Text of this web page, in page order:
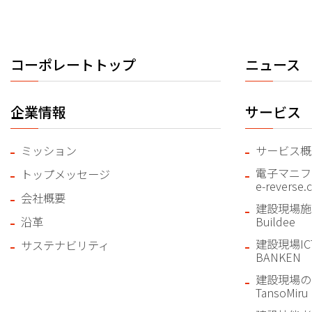
コーポレートトップ
企業情報
ミッション
トップメッセージ
会社概要
沿革
サステナビリティ
ニュース
サービス
サービス
電子マニ
e-
建設現場
Buildee
建設現場
BANKEN
建設現場
TansoMiru